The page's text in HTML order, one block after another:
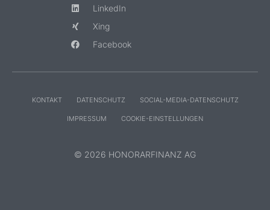
LinkedIn
Xing
Facebook
KONTAKT DATENSCHUTZ SOCIAL-MEDIA-DATENSCHUTZ
IMPRESSUM COOKIE-EINSTELLUNGEN
© 2026 HONORARFINANZ AG